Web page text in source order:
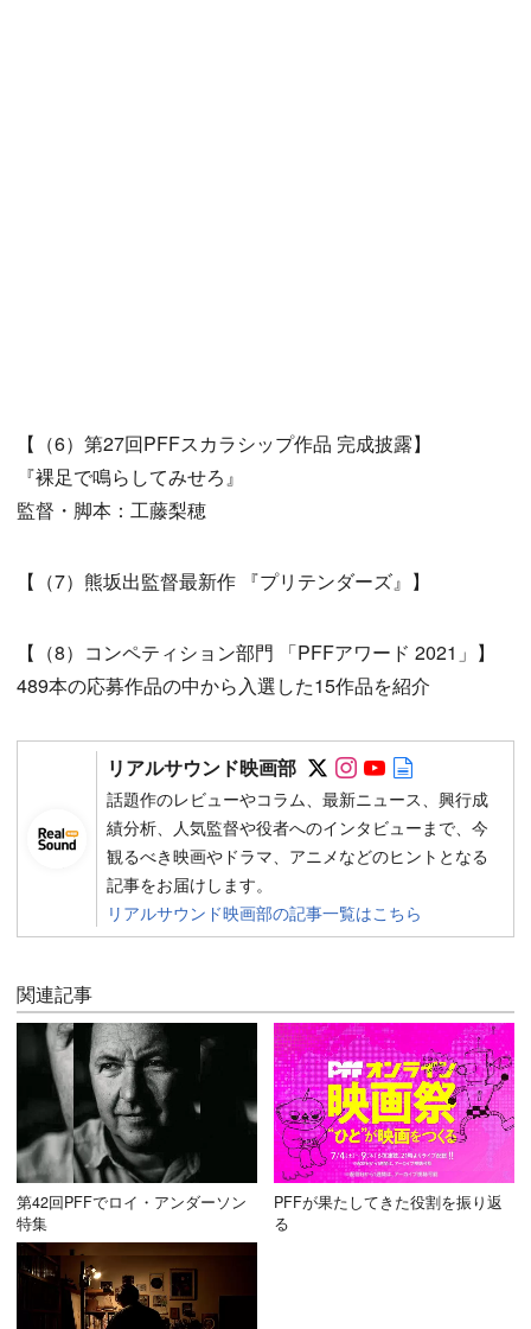
【（6）第27回PFFスカラシップ作品 完成披露】
『裸足で鳴らしてみせろ』
監督・脚本：工藤梨穂
【（7）熊坂出監督最新作 『プリテンダーズ』】
【（8）コンペティション部門 「PFFアワード 2021」】
489本の応募作品の中から入選した15作品を紹介
リアルサウンド映画部 Follow on SNS
Follow on SNS
Follow on
話題作のレビューやコラム、最新ニュース、興行成
績分析、人気監督や役者へのインタビューまで、今
観るべき映画やドラマ、アニメなどのヒントとなる
記事をお届けします。
リアルサウンド映画部の記事一覧はこちら
関連記事
第42回PFFでロイ・アンダーソン
特集
PFFが果たしてきた役割を振り返
る